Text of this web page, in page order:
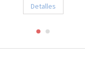
Detalles